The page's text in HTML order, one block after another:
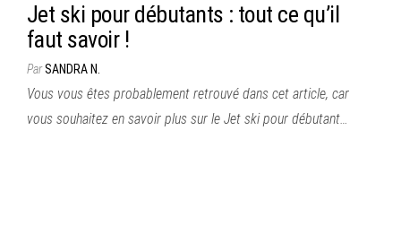
Jet ski pour débutants : tout ce qu’il
faut savoir !
ParSANDRA N.
Vous vous êtes probablement retrouvé dans cet article, car
vous souhaitez en savoir plus sur le Jet ski pour débutant…